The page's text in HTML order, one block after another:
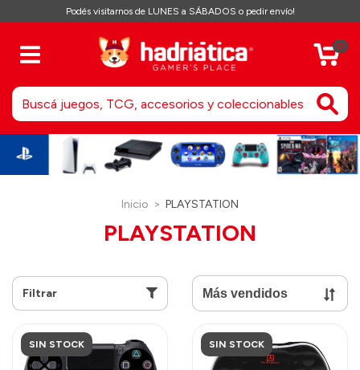
Podés visitarnos de LUNES a SÁBADOS o pedir envío!
0
Inicio > PLAYSTATION
PLAYSTATION
Filtrar
SIN STOCK SIN STOCK